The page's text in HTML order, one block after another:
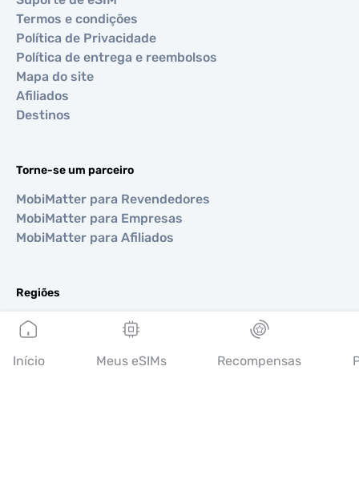
Termos e condições
Política de Privacidade
Política de entrega e reembolsos
Mapa do site
Afiliados
Destinos
Torne-se um parceiro
MobiMatter para Revendedores
MobiMatter para Empresas
MobiMatter para Afiliados
Regiões
eSIM para Europa
eSIM para Ásia
eSIM para Américas
Início Meus eSIMs Recompensas